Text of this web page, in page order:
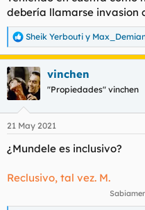
debería llamarse invasion
R
e
a
c
c
e
:
Sheik Yerbouti y
vinchen
"Propiedades" vinchen
21 May 2021
¿Mundele es inclusivo?
Reclusivo, tal vez. M.